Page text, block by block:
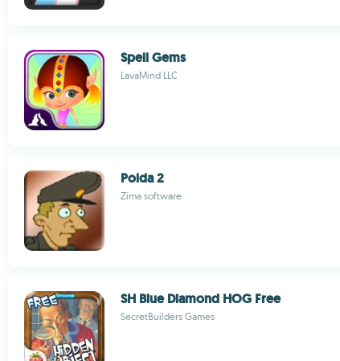
Spell Gems
LavaMind LLC
Polda 2
Zima software
SH Blue Diamond HOG Free
SecretBuilders Games